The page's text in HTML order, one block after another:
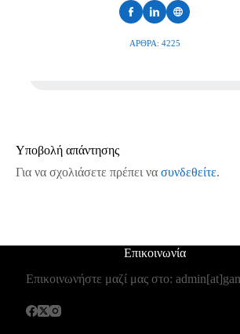
ΆΡΘΡΑ: 4225
Υποβολή απάντησης
Για να σχολιάσετε πρέπει να συνδεθείτε.
Επικοινωνία
Επικοινωνήστε μαζί μας στο: